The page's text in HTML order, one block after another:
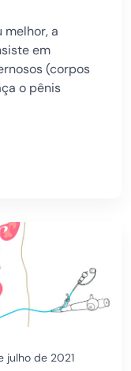
melhor, a
em
(corpos
o pênis
julho de 2021